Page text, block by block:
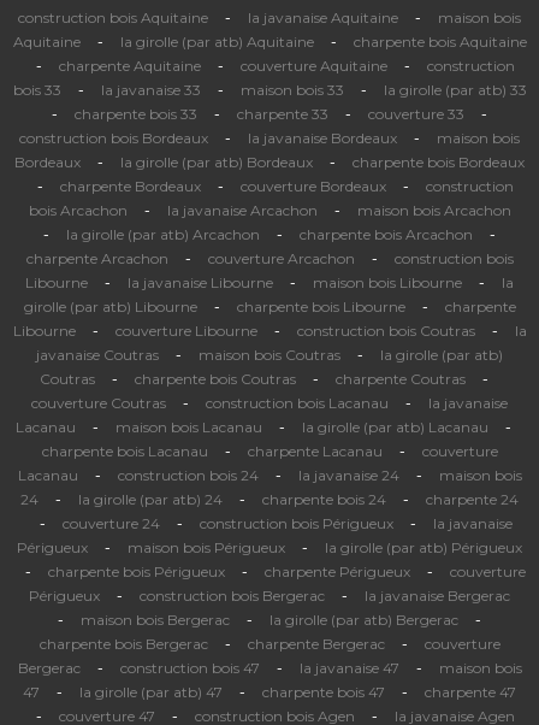
construction bois Aquitaine - la javanaise Aquitaine -
maison bois
Aquitaine
- la girolle (par atb) Aquitaine - charpente bois Aquitaine
- charpente Aquitaine - couverture Aquitaine -
construction
bois 33
- la javanaise 33 - maison bois 33 - la girolle (par atb) 33
- charpente bois 33 - charpente 33 - couverture 33 -
construction bois Bordeaux - la javanaise Bordeaux -
maison bois
Bordeaux
- la girolle (par atb) Bordeaux - charpente bois Bordeaux
- charpente Bordeaux - couverture Bordeaux -
construction
bois Arcachon
- la javanaise Arcachon - maison bois Arcachon
- la girolle (par atb) Arcachon - charpente bois Arcachon -
charpente Arcachon - couverture Arcachon -
construction bois
Libourne
- la javanaise Libourne - maison bois Libourne -
la
girolle (par atb) Libourne
- charpente bois Libourne -
charpente
Libourne
- couverture Libourne - construction bois Coutras -
la
javanaise Coutras
- maison bois Coutras -
la girolle (par atb)
Coutras
- charpente bois Coutras - charpente Coutras -
couverture Coutras - construction bois Lacanau -
la javanaise
Lacanau
- maison bois Lacanau - la girolle (par atb) Lacanau -
charpente bois Lacanau - charpente Lacanau -
couverture
Lacanau
- construction bois 24 - la javanaise 24 -
maison bois
24
- la girolle (par atb) 24 - charpente bois 24 - charpente 24
- couverture 24 - construction bois Périgueux -
la javanaise
Périgueux
- maison bois Périgueux - la girolle (par atb) Périgueux
- charpente bois Périgueux - charpente Périgueux -
couverture
Périgueux
- construction bois Bergerac - la javanaise Bergerac
- maison bois Bergerac - la girolle (par atb) Bergerac -
charpente bois Bergerac - charpente Bergerac -
couverture
Bergerac
- construction bois 47 - la javanaise 47 -
maison bois
47
- la girolle (par atb) 47 - charpente bois 47 - charpente 47
- couverture 47 - construction bois Agen - la javanaise Agen